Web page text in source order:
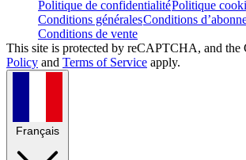
Politique de confidentialitéPolitique
Conditions généralesConditions
Conditions de vente
This site is protected by reCAPTCHA, and the
Policy and Terms of Service apply.
Français